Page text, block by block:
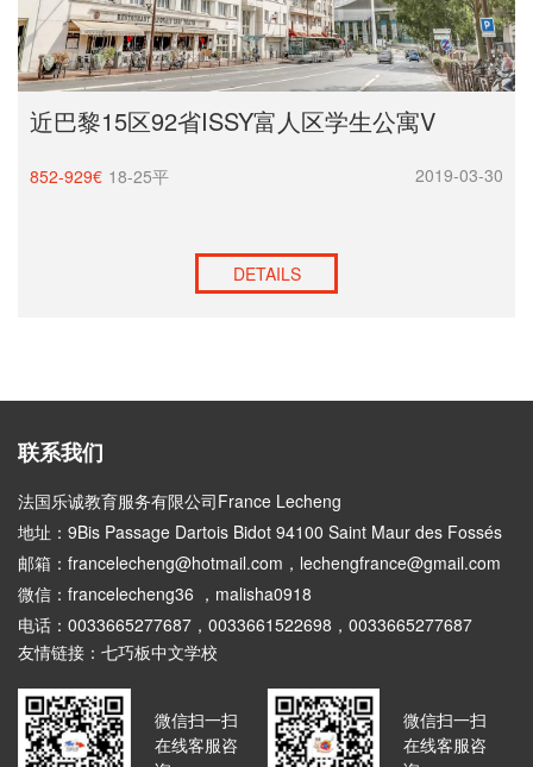
近巴黎15区92省ISSY富人区学生公寓V
852-929€ 18-25平 2019-03-30
DETAILS
联系我们
法国乐诚教育服务有限公司France Lecheng
地址：9Bis Passage Dartois Bidot 94100 Saint Maur des Fossés
邮箱：francelecheng@hotmail.com，lechengfrance@gmail.com
微信：francelecheng36 ，malisha0918
电话：0033665277687，0033661522698，0033665277687
友情链接： 七巧板中文学校
微信扫一扫
在线客服咨
微信扫一扫
在线客服咨